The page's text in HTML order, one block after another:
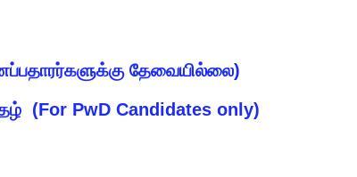
தேவையில்லை)
(For PwD Candidates only)